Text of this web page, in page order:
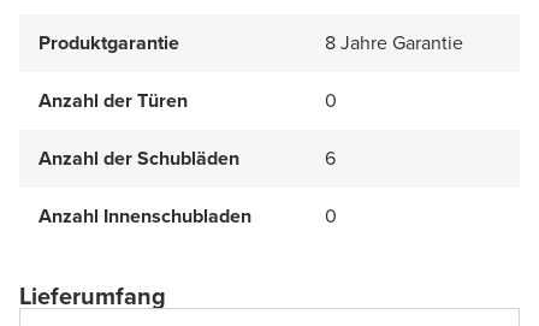
Produktgarantie 8 Jahre Garantie
Anzahl der Türen 0
Anzahl der Schubläden 6
Anzahl Innenschubladen 0
Lieferumfang